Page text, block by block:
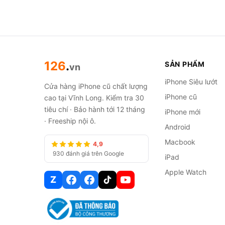
iPhone 16 Pro Max
cho chụp ảnh xa hay
Không nên nếu bạn cần
trước khi chốt. Một anh
nặng cả ngày không lo
Pin bền vượt kỳ vọng.
video 4K, lướt web, chơi
Camera zoom 5x quang
người dùng là người
126.vn
Cửa hàng iPhone cũ chất lượng
cao tại Vĩnh Long. Kiểm tra 30
tiêu chí · Bảo hành tới 12 tháng
· Freeship nội ô.
4,9
930 đánh giá trên Google
Z
SẢN PHẨM
iPhone Siêu lướt
iPhone cũ
iPhone mới
Android
Macbook
iPad
Apple Watch